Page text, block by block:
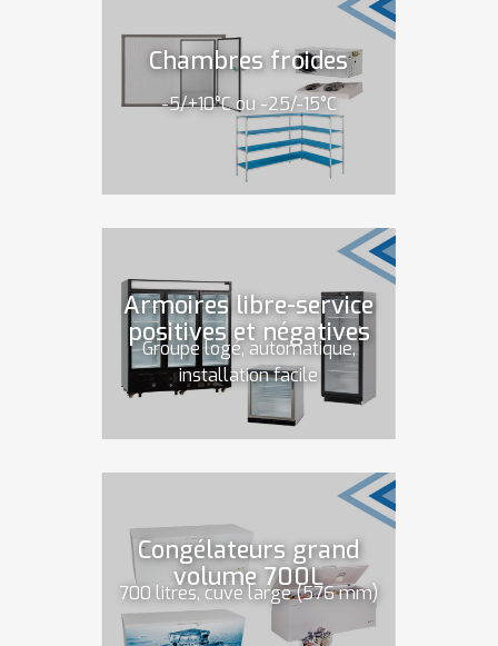
Chambres froides
-5/+10°C ou -25/-15°C
Armoires libre-service
positives et négatives
Groupe logé, automatique,
installation facile
Congélateurs grand
volume 700L
700 litres, cuve large (576 mm)